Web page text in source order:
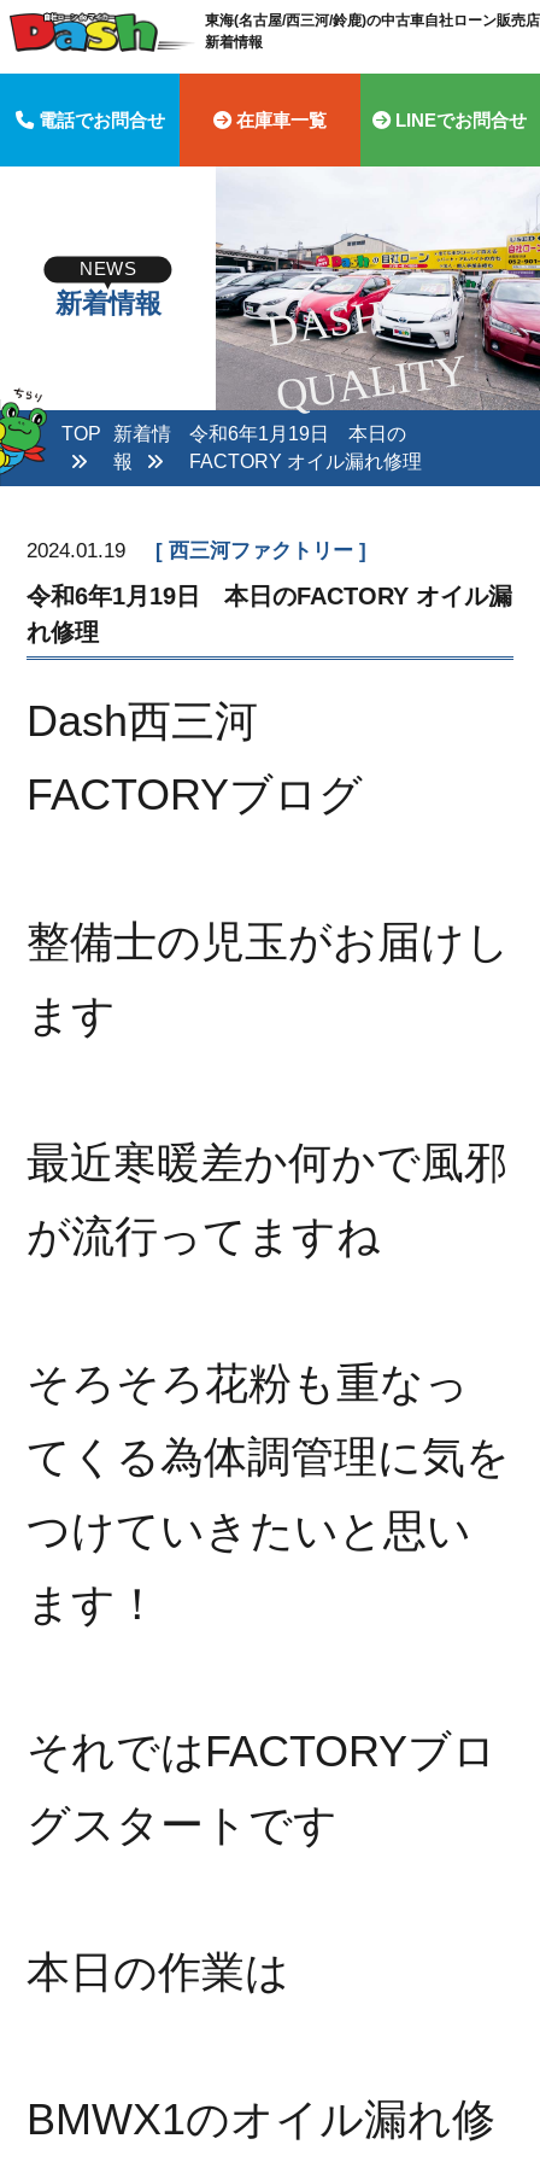
東海(名古屋/西三河/鈴鹿)の中古車自社ローン販売
新着情報
電話でお問合せ 在庫車一覧 LINEでお問合せ
D
A
S
H
Q
U
A
LI
T
Y
NEWS
新着情報
TOP
新着情
報
令和6年1月19日 本日の
FACTORY オイル漏れ修理
2024.01.19 西三河ファクトリー
令和6年1月19日 本日のFACTORY オイル漏
れ修理
Dash西三河
FACTORYブログ
整備士の児玉がお届けし
ます
最近寒暖差か何かで風邪
が流行ってますね
そろそろ花粉も重なっ
てくる為体調管理に気を
つけていきたいと思い
ます！
それではFACTORYブロ
グスタートです
本日の作業は
BMWX1のオイル漏れ修